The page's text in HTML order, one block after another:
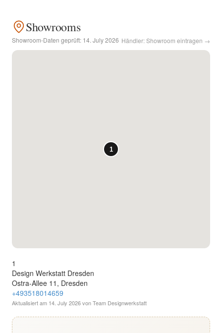
Facebook
Showrooms
Showroom-Daten geprüft: 14. July 2026 Händler: Showroom eintragen →
1
Design Werkstatt Dresden
Ostra-Allee 11, Dresden
+493518014659
Aktualisiert am 14. July 2026von Team Designwerkstatt